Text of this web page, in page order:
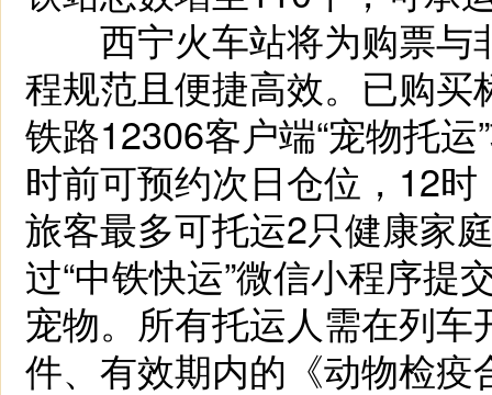
西宁火车站将为购票与
程规范且便捷高效。已购买
铁路12306客户端“宠物托
时前可预约次日仓位，12
旅客最多可托运2只健康家
过“中铁快运”微信小程序提
宠物。所有托运人需在列
件、有效期内的《动物检